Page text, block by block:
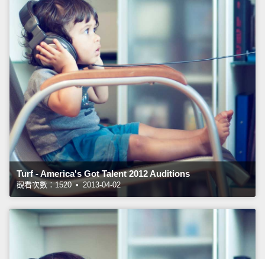
Turf - America's Got Talent 2012 Auditions
觀看次數：1520 • 2013-04-02